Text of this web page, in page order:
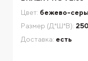
Цвет: бежево-
Размер (Д*Ш*В):
Доставка: есть